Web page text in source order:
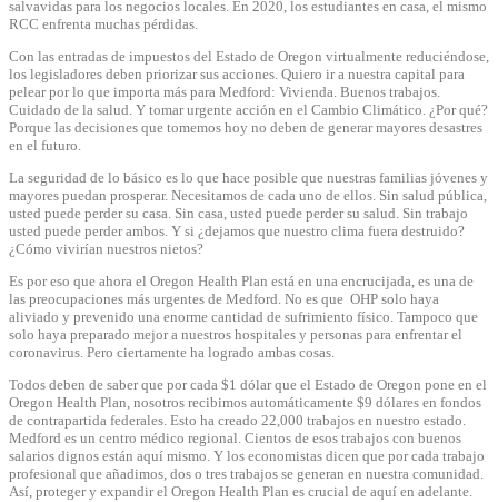
salvavidas para los negocios locales. En 2020, los estudiantes en casa, el mismo
RCC enfrenta muchas pérdidas.
Con las entradas de impuestos del Estado de Oregon virtualmente reduciéndose,
los legisladores deben priorizar sus acciones. Quiero ir a nuestra capital para
pelear por lo que importa más para Medford: Vivienda. Buenos trabajos.
Cuidado de la salud. Y tomar urgente acción en el Cambio Climático. ¿Por qué?
Porque las decisiones que tomemos hoy no deben de generar mayores desastres
en el futuro.
La seguridad de lo básico es lo que hace posible que nuestras familias jóvenes y
mayores puedan prosperar. Necesitamos de cada uno de ellos. Sin salud pública,
usted puede perder su casa. Sin casa, usted puede perder su salud. Sin trabajo
usted puede perder ambos. Y si ¿dejamos que nuestro clima fuera destruido?
¿Cómo vivirían nuestros nietos?
Es por eso que ahora el Oregon Health Plan está en una encrucijada, es una de
las preocupaciones más urgentes de Medford. No es que OHP solo haya
aliviado y prevenido una enorme cantidad de sufrimiento físico. Tampoco que
solo haya preparado mejor a nuestros hospitales y personas para enfrentar el
coronavirus. Pero ciertamente ha logrado ambas cosas.
Todos deben de saber que por cada $1 dólar que el Estado de Oregon pone en el
Oregon Health Plan, nosotros recibimos automáticamente $9 dólares en fondos
de contrapartida federales. Esto ha creado 22,000 trabajos en nuestro estado.
Medford es un centro médico regional. Cientos de esos trabajos con buenos
salarios dignos están aquí mismo. Y los economistas dicen que por cada trabajo
profesional que añadimos, dos o tres trabajos se generan en nuestra comunidad.
Así, proteger y expandir el Oregon Health Plan es crucial de aquí en adelante.